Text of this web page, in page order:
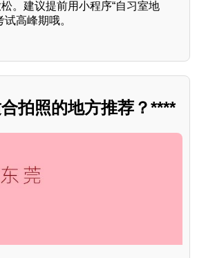
。建议提前用小程序“自习室地
高峰期哦。
拍照的地方推荐？****